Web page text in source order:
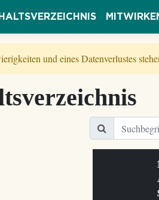
und eines Datenverlustes